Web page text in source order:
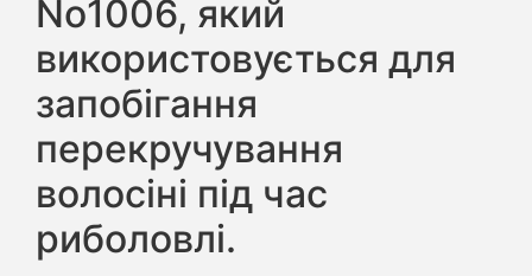
No1006, який
використовується для
запобігання
перекручування
волосіні під час
риболовлі.